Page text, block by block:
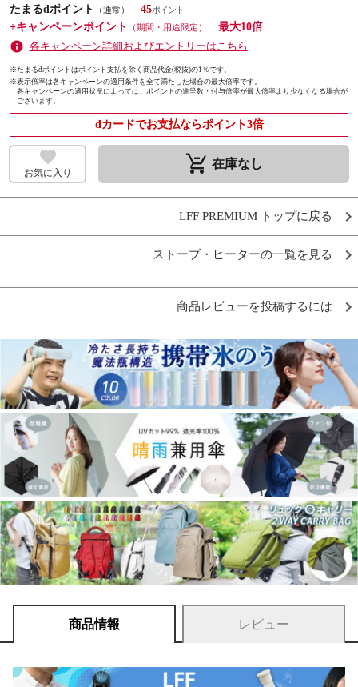
たまるdポイント
（通常）
45
+キャンペーンポイント
（期間・用途限定）
最大10倍
各キャンペーン詳細およびエントリーはこちら
※たまるdポイントはポイント支払を除く商品代金(税抜)の1％です。
※表示倍率は各キャンペーンの適用条件を全て満たした場合の最大倍率です。
各キャンペーンの適用状況によっては、ポイントの進呈数・付与倍率が最大倍率より少なくなる場合が
ございます。
dカードでお支払ならポイント3倍
お気に入り remove_shopping_cart 在庫なし
LFF PREMIUM トップに戻る
ストーブ・ヒーターの一覧を見る
商品レビューを投稿するには
商品情報 レビュー